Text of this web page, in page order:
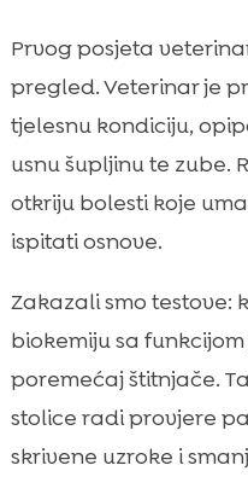
Prvog posjeta
pregled. Veterinar je
tjelesnu kondiciju,
usnu šupljinu te zube.
otkriju bolesti koje
ispitati osnove.
Zakazali smo testove:
biokemiju sa
poremećaj štitnjače.
stolice radi provjere
skrivene uzroke i